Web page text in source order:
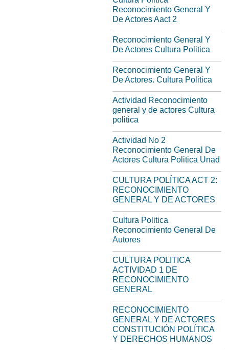
Reconocimiento General Y
De Actores Aact 2
Reconocimiento General Y
De Actores Cultura Politica
Reconocimiento General Y
De Actores. Cultura Politica
Actividad Reconocimiento
general y de actores Cultura
politica
Actividad No 2
Reconocimiento General De
Actores Cultura Politica Unad
CULTURA POLÍTICA ACT 2:
RECONOCIMIENTO
GENERAL Y DE ACTORES
Cultura Politica
Reconocimiento General De
Autores
CULTURA POLITICA
ACTIVIDAD 1 DE
RECONOCIMIENTO
GENERAL
RECONOCIMIENTO
GENERAL Y DE ACTORES
CONSTITUCIÓN POLÍTICA
Y DERECHOS HUMANOS